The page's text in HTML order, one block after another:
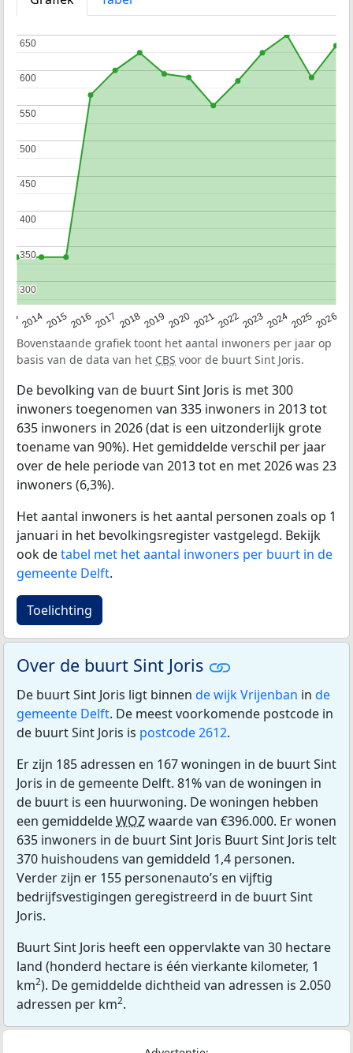
2014201520162017 20182019 2020202120222023202420252026
300
300
350
350
400
400
450
450
500
500
550
550
600
600
650
650
Bovenstaande grafiek toont het aantal inwoners per jaar op
basis van de data van het CBS voor de buurt Sint Joris.
De bevolking van de buurt Sint Joris is met 300
inwoners toegenomen van 335 inwoners in 2013 tot
635 inwoners in 2026 (dat is een uitzonderlijk grote
toename van 90%). Het gemiddelde verschil per jaar
over de hele periode van 2013 tot en met 2026 was 23
inwoners (6,3%).
Het aantal inwoners is het aantal personen zoals op 1
januari in het bevolkingsregister vastgelegd. Bekijk
ook detabel met het aantal inwoners per buurt in de
gemeente Delft.
Toelichting
Over de buurt Sint Joris
De buurt Sint Joris ligt binnen de wijk Vrijenban in de
gemeente Delft. De meest voorkomende postcode in
de buurt Sint Joris is postcode 2612.
Er zijn 185 adressen en 167 woningen in de buurt Sint
Joris in de gemeente Delft. 81% van de woningen in
de buurt is een huurwoning. De woningen hebben
een gemiddeldeWOZwaarde van €396.000. Er wonen
635 inwoners in de buurt Sint Joris Buurt Sint Joris telt
370 huishoudens van gemiddeld 1,4 personen.
Verder zijn er 155 personenauto’s en vijftig
bedrijfsvestigingen geregistreerd in de buurt Sint
Joris.
Buurt Sint Joris heeft een oppervlakte van 30 hectare
land (honderd hectare is één vierkante kilometer, 1
km2). De gemiddelde dichtheid van adressen is 2.050
adressen per km2.